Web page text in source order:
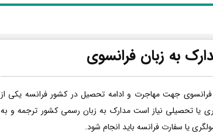
به زبان فرانسوی
جهت مهاجرت و ادامه تحصیل در کشور فرانسه یکی از
یا تحصیلی نیاز است مدارک به زبان رسمی کشور ترجمه و به
یا سفارت فرانسه باید انجام شود.